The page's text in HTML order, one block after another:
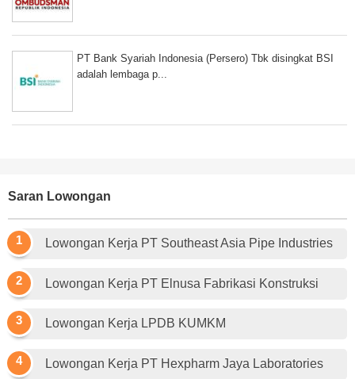
PT Bank Syariah Indonesia (Persero) Tbk disingkat BSI
adalah lembaga p...
Saran Lowongan
Lowongan Kerja PT Southeast Asia Pipe Industries
Lowongan Kerja PT Elnusa Fabrikasi Konstruksi
Lowongan Kerja LPDB KUMKM
Lowongan Kerja PT Hexpharm Jaya Laboratories